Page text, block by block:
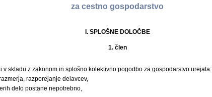
za cestno gospodarstvo
I. SPLOŠNE DOLOČBE
1. člen
v skladu z zakonom in splošno kolektivno pogodbo za gospodarstvo urejata:
razporejanje delavcev,
delo postane nepotrebno,